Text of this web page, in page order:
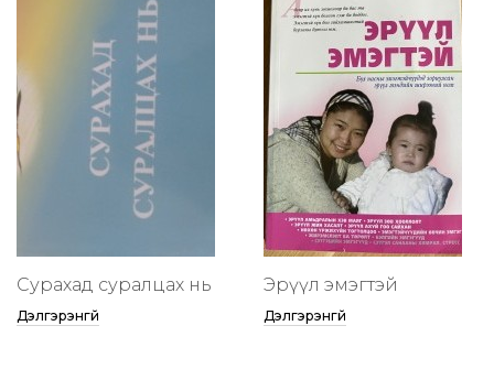
Сурахад суралцах нь
Дэлгэрэнгүй
Эрүүл эмэгтэй
Дэлгэрэнгүй